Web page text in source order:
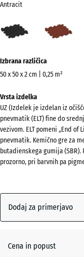
Antracit
(active)
informacij
o
Prikaži
barvno
paleto
Antracit(active)
+ 0,50 €
Izbrana različica
50 x 50 x 2 cm | 0,25 m²
Dimenzije
za
pošiljanje
540
x
540
x
Izbrana
robom se
uporablja
Vrsta izdelka
UZ (Izdelek je izdelan iz
pnevmatik (ELT) fine do
vezivom. ELT pomeni „End
pnevmatik. Kemično gre za
butadienskega gumija
prozorno, pri barvnih pa
Dodaj za primerjavo
Cena in popust